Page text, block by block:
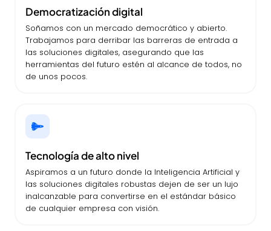
Democratización digital
Soñamos con un mercado democrático y abierto.
Trabajamos para derribar las barreras de entrada a
las soluciones digitales, asegurando que las
herramientas del futuro estén al alcance de todos, no
de unos pocos.
Tecnología de alto nivel
Aspiramos a un futuro donde la Inteligencia Artificial y
las soluciones digitales robustas dejen de ser un lujo
inalcanzable para convertirse en el estándar básico
de cualquier empresa con visión.